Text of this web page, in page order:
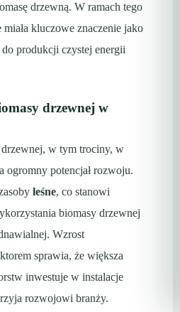
drzewną. W ramach tego
kluczowe znaczenie jako
produkcji czystej energii
drzewnej w
w tym trociny, w
ogromny potencjał rozwoju.
leśne, co stanowi
biomasy drzewnej
Wzrost
sprawia, że większa
inwestuje w instalacje
rozwojowi branży.